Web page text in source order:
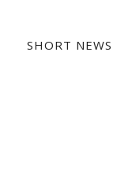
SHORT NEWS